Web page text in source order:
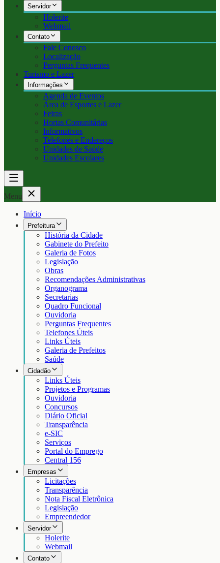
Servidor
Holerite
Webmail
Contato
Fale Conosco
Localização
Perguntas Frequentes
Turismo e Lazer
Informações
Agenda de Eventos
Área de Esportes e Lazer
Feiras
Hortas Comunitárias
Informativos
Telefones e Endereços
Unidades de Saúde
Unidades Escolares
Menu
Início
Prefeitura
História da Cidade
Gabinete do Prefeito
Galeria de Fotos
Legislação
Obras
Recomendações Administrativas
Organograma
Secretarias
Quadro Funcional
Ouvidoria
Perguntas Frequentes
Telefones Úteis
Links Úteis
Galeria de Prefeitos
Saúde
Cidadão
Links Úteis
Projetos e Programas
Ouvidoria
Concursos
Diário Oficial
Transparência
e-SIC
Serviços
Portal do Emprego
Central 156
Empresas
Licitações
Transparência
Nota Fiscal Eletrônica
Legislação
Empreendedor
Servidor
Holerite
Webmail
Contato